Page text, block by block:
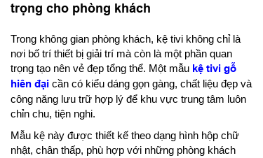
trọng cho phòng khách
Trong không gian phòng khách, kệ tivi không chỉ là
nơi bố trí thiết bị giải trí mà còn là một phần quan
trọng tạo nên vẻ đẹp tổng thể. Một mẫu kệ tivi gỗ
hiên đại cần có kiểu dáng gọn gàng, chất liệu đẹp và
công năng lưu trữ hợp lý để khu vực trung tâm luôn
chỉn chu, tiện nghi.
Mẫu kệ này được thiết kế theo dạng hình hộp chữ
nhật, chân thấp, phù hợp với những phòng khách